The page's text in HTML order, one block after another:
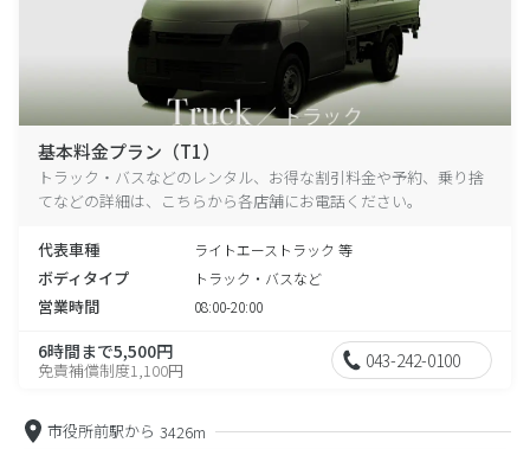
基本料金プラン（T1）
トラック・バスなどのレンタル、お得な割引料金や予約、乗り捨
てなどの詳細は、こちらから各店舗にお電話ください。
代表車種 ライトエーストラック 等
ボディタイプ トラック・バスなど
営業時間 08:00-20:00
6時間まで5,500円
免責補償制度1,100円 043-242-0100
市役所前駅から 3426m